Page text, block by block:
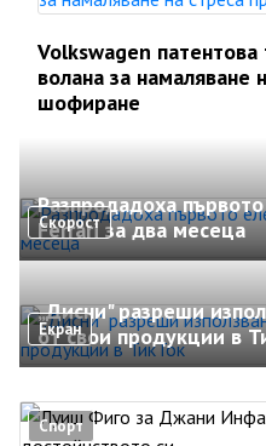
Volkswagen патентова
волана за намаляване
шофиране
Скорост
Разпродадоха
Ferrari за два месеца
Екран
„Дисни" разреши
от свои продукции в
Спорт